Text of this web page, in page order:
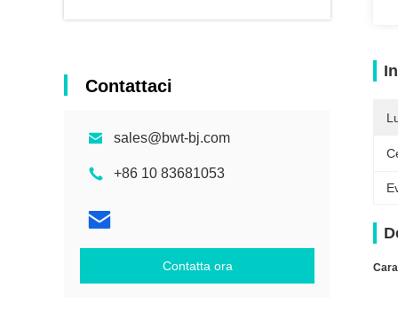
Contattaci
sales@bwt-bj.com
+86 10 83681053
Contatta ora